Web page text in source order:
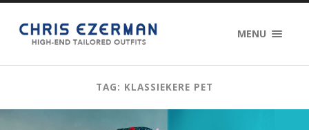
MENU
TAG: KLASSIEKERE PET